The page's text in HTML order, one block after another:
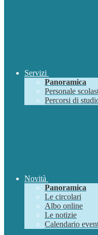
Servizi
Panoramica
Personale
Percorsi di
Novità
Panoramica
Le circolari
Albo online
Le notizie
Calendario